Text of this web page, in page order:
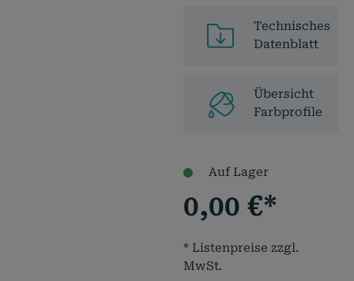
Technisches
Datenblatt
Übersicht
Farbprofile
Auf Lager
0,00€*
* Listenpreise zzgl.
MwSt.